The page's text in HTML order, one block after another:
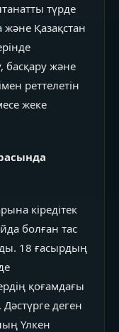
түрде
Қазақстан
басқару және
реттелетін
жеке
кіредітек
болған тас
18 ғасырдың
қоғамдағы
деген
Үлкен